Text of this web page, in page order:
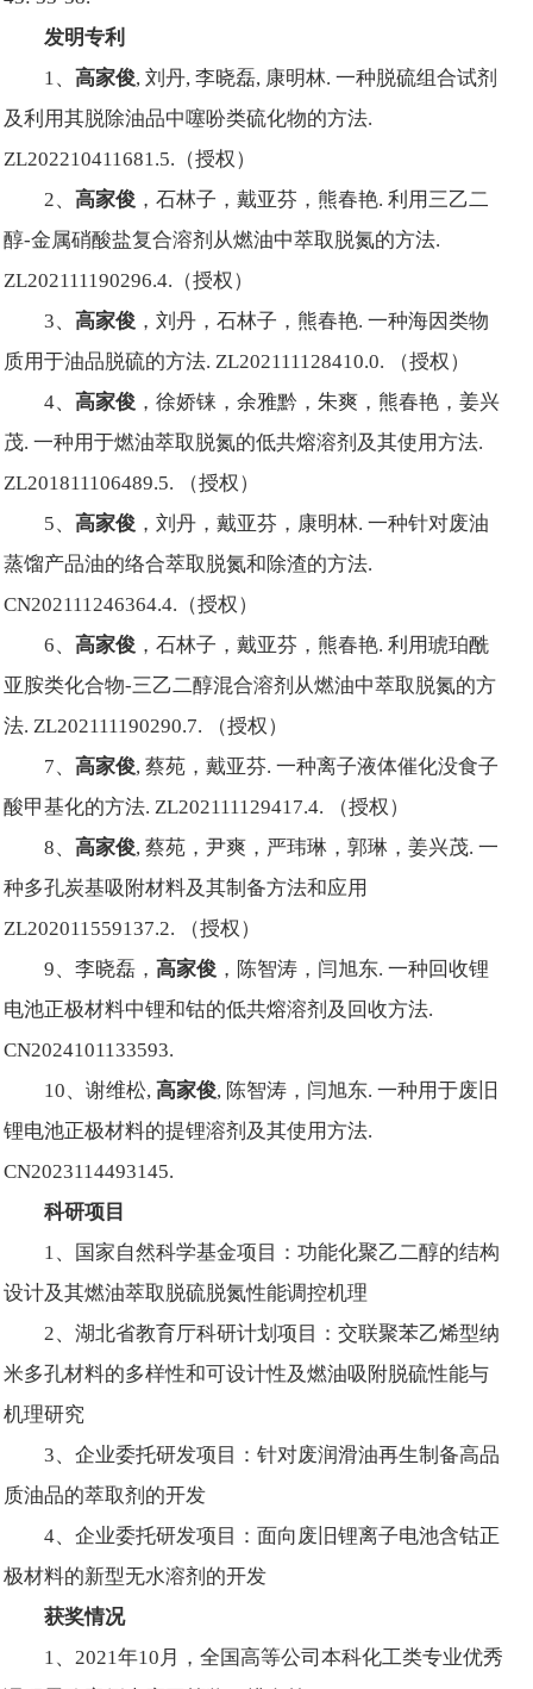
发明专利
1、高家俊, 刘丹, 李晓磊, 康明林. 一种脱硫组合试剂
及利用其脱除油品中噻吩类硫化物的方法.
ZL202210411681.5.（授权）
2、高家俊 ，石林子，戴亚芬，熊春艳. 利用三乙二
醇-金属硝酸盐复合溶剂从燃油中萃取脱氮的方法.
ZL202111190296.4.（授权）
3、高家俊 ，刘丹，石林子，熊春艳. 一种海因类物
质用于油品脱硫的方法. ZL202111128410.0. （授权）
4、高家俊 ，徐娇铼，余雅黔，朱爽，熊春艳，姜兴
茂. 一种用于燃油萃取脱氮的低共熔溶剂及其使用方法.
ZL201811106489.5. （授权）
5、高家俊 ，刘丹，戴亚芬，康明林. 一种针对废油
蒸馏产品油的络合萃取脱氮和除渣的方法.
CN202111246364.4.（授权）
6、高家俊 ，石林子，戴亚芬，熊春艳. 利用琥珀酰
亚胺类化合物-三乙二醇混合溶剂从燃油中萃取脱氮的方
法. ZL202111190290.7. （授权）
7、高家俊, 蔡苑，戴亚芬. 一种离子液体催化没食子
酸甲基化的方法. ZL202111129417.4. （授权）
8、高家俊, 蔡苑，尹爽，严玮琳，郭琳，姜兴茂. 一
种多孔炭基吸附材料及其制备方法和应用
ZL202011559137.2. （授权）
9、李晓磊，高家俊 ，陈智涛，闫旭东. 一种回收锂
电池正极材料中锂和钴的低共熔溶剂及回收方法.
CN2024101133593.
10、谢维松,高家俊, 陈智涛，闫旭东. 一种用于废旧
锂电池正极材料的提锂溶剂及其使用方法.
CN2023114493145.
科研项目
1、国家自然科学基金项目：功能化聚乙二醇的结构
设计及其燃油萃取脱硫脱氮性能调控机理
2、湖北省教育厅科研计划项目：交联聚苯乙烯型纳
米多孔材料的多样性和可设计性及燃油吸附脱硫性能与
机理研究
3、企业委托研发项目：针对废润滑油再生制备高品
质油品的萃取剂的开发
4、企业委托研发项目：面向废旧锂离子电池含钴正
极材料的新型无水溶剂的开发
获奖情况
1、2021年10月，全国高等公司本科化工类专业优秀